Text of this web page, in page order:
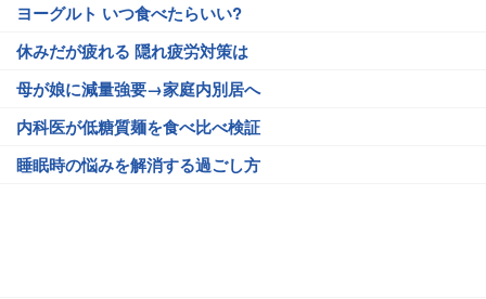
ヨーグルト いつ食べたらいい?
休みだが疲れる 隠れ疲労対策は
母が娘に減量強要→家庭内別居へ
内科医が低糖質麺を食べ比べ検証
睡眠時の悩みを解消する過ごし方